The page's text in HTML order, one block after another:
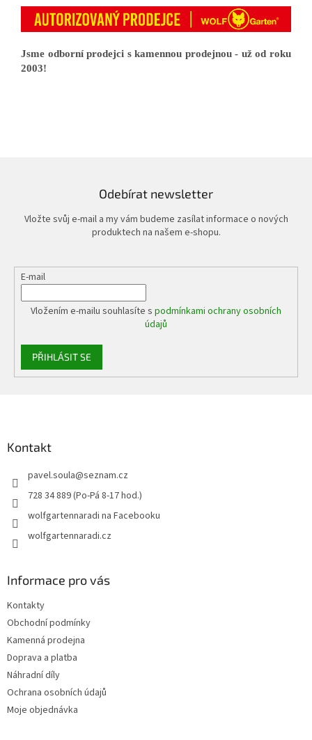
Jsme odborní prodejci s kamennou prodejnou - už od roku
2003!
Odebírat newsletter
Vložte svůj e-mail a my vám budeme zasílat informace o nových
produktech na našem e-shopu.
E-mail
Vložením e-mailu souhlasíte s podmínkami ochrany osobních
údajů
PŘIHLÁSIT SE
Kontakt
pavel.soula@seznam.cz
728 34 889 (Po-Pá 8-17 hod.)
wolfgartennaradi na Facebooku
wolfgartennaradi.cz
Informace pro vás
Kontakty
Obchodní podmínky
Kamenná prodejna
Doprava a platba
Náhradní díly
Ochrana osobních údajů
Moje objednávka